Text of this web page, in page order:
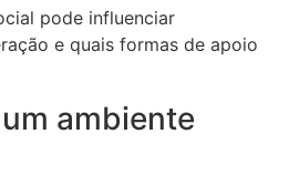
pode influenciar
e quais formas de apoio
ambiente